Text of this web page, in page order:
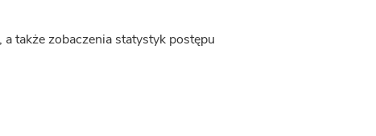
także zobaczenia statystyk postępu